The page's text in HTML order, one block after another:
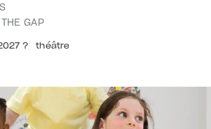
GAP
? théâtre